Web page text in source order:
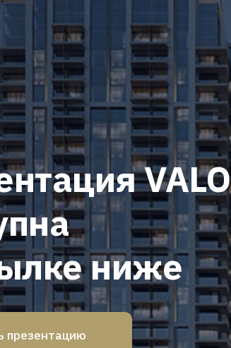
VALO
ниже
презентацию